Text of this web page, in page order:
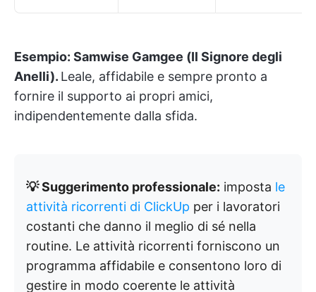
Esempio: Samwise Gamgee (Il Signore degli
Anelli). Leale, affidabile e sempre pronto a
fornire il supporto ai propri amici,
indipendentemente dalla sfida.
💡 Suggerimento professionale: imposta le
attività ricorrenti di ClickUp per i lavoratori
costanti che danno il meglio di sé nella
routine. Le attività ricorrenti forniscono un
programma affidabile e consentono loro di
gestire in modo coerente le attività